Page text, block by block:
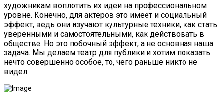
художникам воплотить их идеи на профессиональном
уровне. Конечно, для актеров это имеет и социальный
эффект, ведь они изучают культурные техники, как стать
уверенными и самостоятельными, как действовать в
обществе. Но это побочный эффект, а не основная наша
задача. Мы делаем театр для публики и хотим показать
нечто совершенно особое, то, чего раньше никто не
видел.